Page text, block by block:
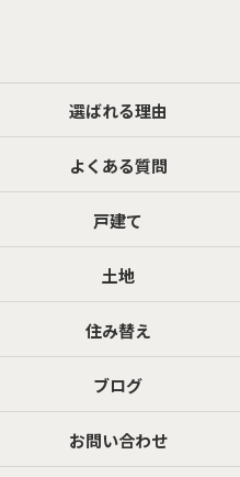
選ばれる理由
よくある質問
戸建て
土地
住み替え
ブログ
お問い合わせ